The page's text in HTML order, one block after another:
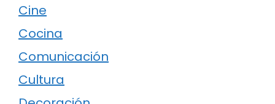
Cine
Cocina
Comunicación
Cultura